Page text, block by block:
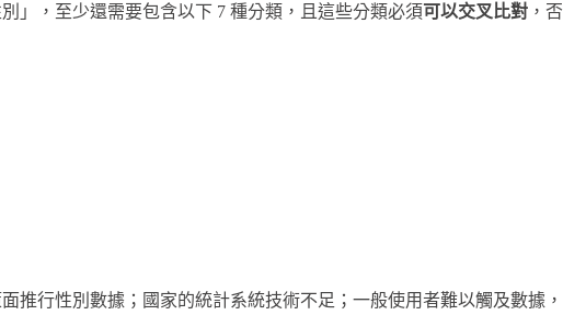
」，至少還需要包含以下 7 種分類，且這些分類必須可以交叉比對 ，否
推行性別數據；國家的統計系統技術不足；一般使用者難以觸及數據，